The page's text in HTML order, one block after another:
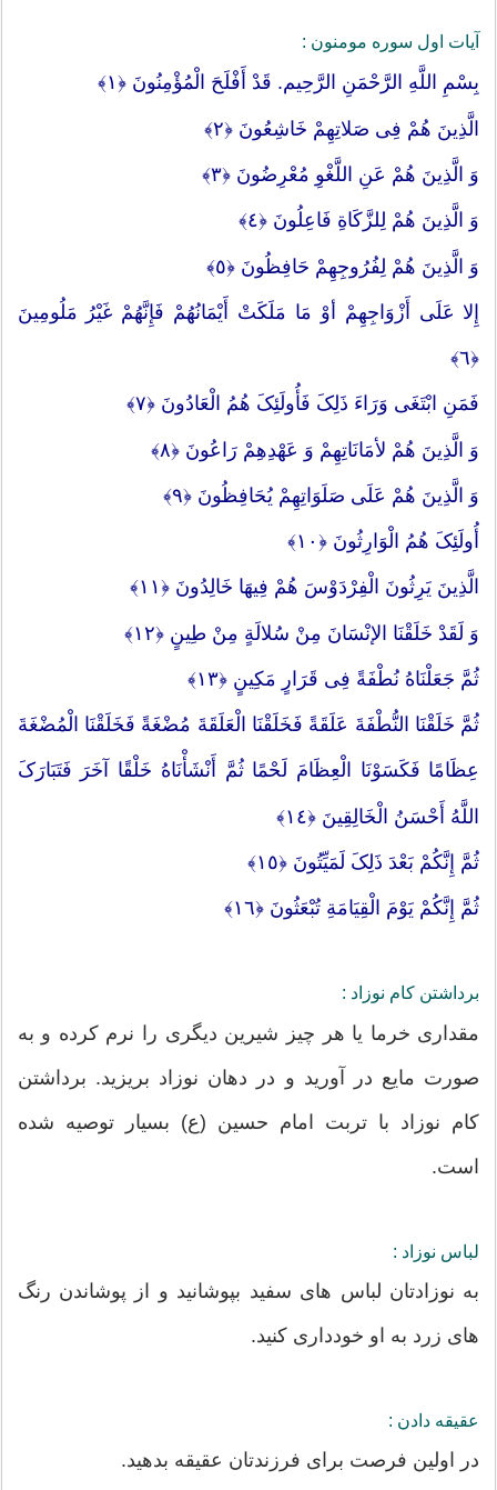
آیات اول سوره مومنون :
بِسْمِ اللَّهِ الرَّحْمَنِ الرَّحِیم. قَدْ أَفْلَحَ الْمُؤْمِنُونَ ﴿١﴾
الَّذِینَ هُمْ فِی صَلاتِهِمْ خَاشِعُونَ ﴿٢﴾
وَ الَّذِینَ هُمْ عَنِ اللَّغْوِ مُعْرِضُونَ ﴿٣﴾
وَ الَّذِینَ هُمْ لِلزَّکَاةِ فَاعِلُونَ ﴿٤﴾
وَ الَّذِینَ هُمْ لِفُرُوجِهِمْ حَافِظُونَ ﴿٥﴾
إِلا عَلَى أَزْوَاجِهِمْ أوْ مَا مَلَکَتْ أَیْمَانُهُمْ فَإِنَّهُمْ غَیْرُ مَلُومِینَ
﴿٦﴾
فَمَنِ ابْتَغَى وَرَاءَ ذَلِکَ فَأُولَئِکَ هُمُ الْعَادُونَ ﴿٧﴾
وَ الَّذِینَ هُمْ لأمَانَاتِهِمْ وَ عَهْدِهِمْ رَاعُونَ ﴿٨﴾
وَ الَّذِینَ هُمْ عَلَى صَلَوَاتِهِمْ یُحَافِظُونَ ﴿٩﴾
أُولَئِکَ هُمُ الْوَارِثُونَ ﴿١٠﴾
الَّذِینَ یَرِثُونَ الْفِرْدَوْسَ هُمْ فِیهَا خَالِدُونَ ﴿١١﴾
وَ لَقَدْ خَلَقْنَا الإنْسَانَ مِنْ سُلالَةٍ مِنْ طِینٍ ﴿١٢﴾
ثُمَّ جَعَلْنَاهُ نُطْفَةً فِی قَرَارٍ مَکِینٍ ﴿١٣﴾
ثُمَّ خَلَقْنَا النُّطْفَةَ عَلَقَةً فَخَلَقْنَا الْعَلَقَةَ مُضْغَةً فَخَلَقْنَا الْمُضْغَةَ
عِظَامًا فَکَسَوْنَا الْعِظَامَ لَحْمًا ثُمَّ أَنْشَأْنَاهُ خَلْقًا آخَرَ فَتَبَارَکَ
اللَّهُ أَحْسَنُ الْخَالِقِینَ ﴿١٤﴾
ثُمَّ إِنَّکُمْ بَعْدَ ذَلِکَ لَمَیِّتُونَ ﴿١٥﴾
ثُمَّ إِنَّکُمْ یَوْمَ الْقِیَامَةِ تُبْعَثُونَ ﴿١٦﴾
برداشتن کام نوزاد :
مقداری خرما یا هر چیز شیرین دیگری را نرم کرده و به
صورت مایع در آورید و در دهان نوزاد بریزید. برداشتن
کام نوزاد با تربت امام حسین (ع) بسیار توصیه شده
است.
لباس نوزاد :
به نوزادتان لباس های سفید بپوشانید و از پوشاندن رنگ
های زرد به او خودداری کنید.
عقیقه دادن :
در اولین فرصت برای فرزندتان عقیقه بدهید.